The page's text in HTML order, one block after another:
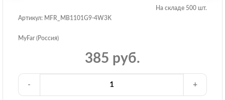
На складе 500 шт.
Артикул: MFR_MB1101G9-4W3K
MyFar (Россия)
385 руб.
- +